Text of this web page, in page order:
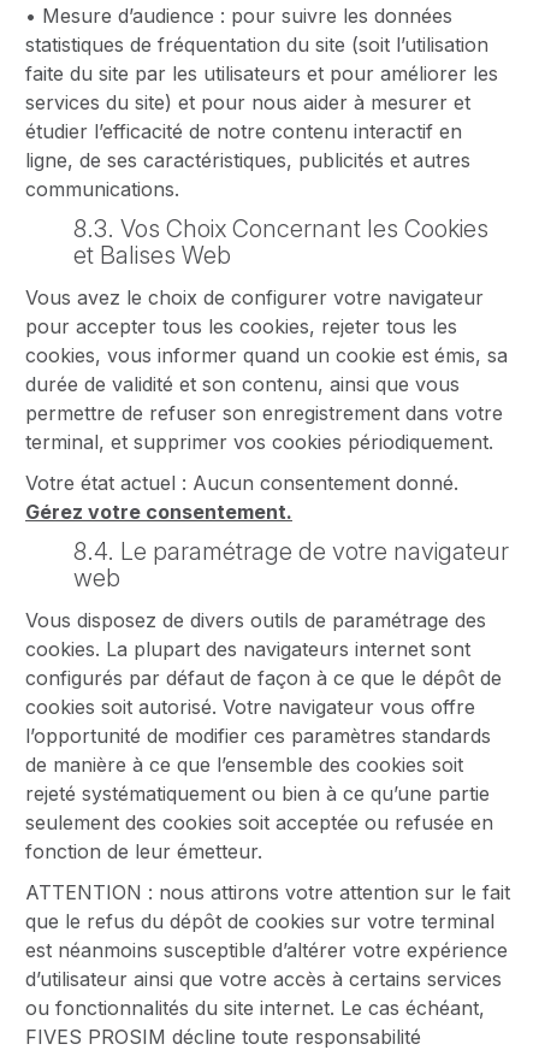
• Mesure d’audience : pour suivre les données
statistiques de fréquentation du site (soit l’utilisation
faite du site par les utilisateurs et pour améliorer les
services du site) et pour nous aider à mesurer et
étudier l’efficacité de notre contenu interactif en
ligne, de ses caractéristiques, publicités et autres
communications.
8.3. Vos Choix Concernant les Cookies
et Balises Web
Vous avez le choix de configurer votre navigateur
pour accepter tous les cookies, rejeter tous les
cookies, vous informer quand un cookie est émis, sa
durée de validité et son contenu, ainsi que vous
permettre de refuser son enregistrement dans votre
terminal, et supprimer vos cookies périodiquement.
Votre état actuel : Aucun consentement donné.
Gérez votre consentement.
8.4. Le paramétrage de votre navigateur
web
Vous disposez de divers outils de paramétrage des
cookies. La plupart des navigateurs internet sont
configurés par défaut de façon à ce que le dépôt de
cookies soit autorisé. Votre navigateur vous offre
l’opportunité de modifier ces paramètres standards
de manière à ce que l’ensemble des cookies soit
rejeté systématiquement ou bien à ce qu’une partie
seulement des cookies soit acceptée ou refusée en
fonction de leur émetteur.
ATTENTION : nous attirons votre attention sur le fait
que le refus du dépôt de cookies sur votre terminal
est néanmoins susceptible d’altérer votre expérience
d’utilisateur ainsi que votre accès à certains services
ou fonctionnalités du site internet. Le cas échéant,
FIVES PROSIM décline toute responsabilité